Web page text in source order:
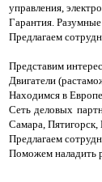
управления,
Гарантия.
Предлагаем
Представим
Двигатели
Находимся в
Сеть деловых
Самара,
Предлагаем
Поможем наладить